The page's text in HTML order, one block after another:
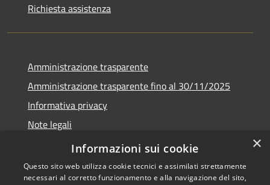
Richiesta assistenza
Amministrazione trasparente
Amministrazione trasparente fino al 30/11/2025
Informativa privacy
Note legali
Dichiarazione di accessibilità
×
Informazioni sui cookie
Questo sito web utilizza cookie tecnici e assimilati strettamente
necessari al corretto funzionamento e alla navigazione del sito,